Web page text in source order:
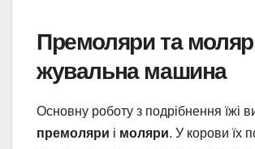
Премоляри та
жувальна машина
Основну роботу з подрібнення їжі
премоляри і моляри. У корови їх